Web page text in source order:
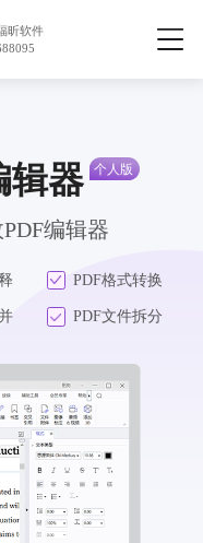
昕软件
辑器
编辑器
PDF格式转换
PDF文件拆分